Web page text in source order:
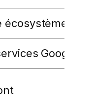
écosystème
Google,